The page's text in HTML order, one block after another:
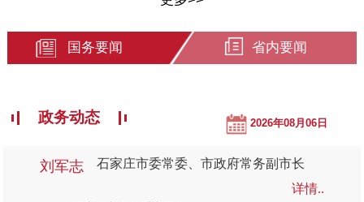
国务要闻 省内要闻
政务动态 2026年08月06日